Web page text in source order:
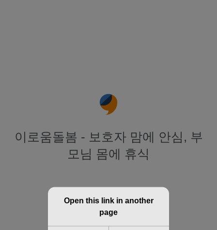
이로움돌봄 - 보호자 맘에 안심, 부
모님 몸에 휴식